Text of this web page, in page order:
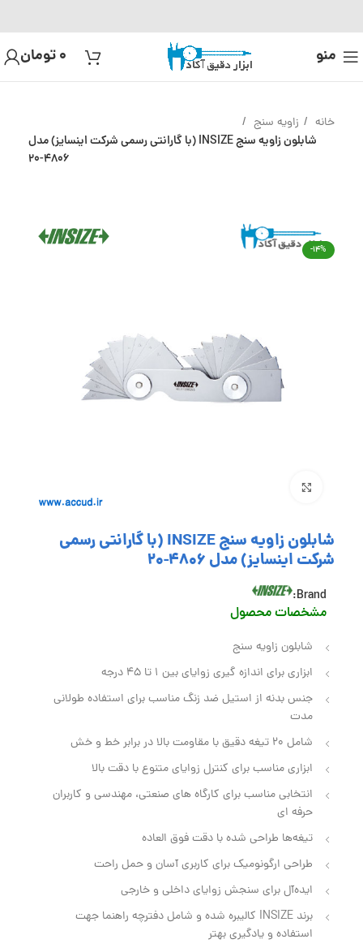
منو 0تومان
خانه زاویه سنج
شابلون زاویه سنج INSIZE (با گارانتی رسمی شرکت اینسایز) مدل
4806-20
-14%
شابلون زاویه سنج INSIZE (با گارانتی رسمی
شرکت اینسایز) مدل 4806-20
Brand:
مشخصات محصول
شابلون زاویه سنج
ابزاری برای اندازه‌ گیری زوایای بین 1 تا 45 درجه
جنس بدنه از استیل ضد زنگ مناسب برای استفاده طولانی
مدت
شامل 20 تیغه دقیق با مقاومت بالا در برابر خط و خش
ابزاری مناسب برای کنترل زوایای متنوع با دقت بالا
انتخابی مناسب برای کارگاه‌ های صنعتی، مهندسی و کاربران
حرفه ای
تیغه‌ها طراحی شده‌ با دقت فوق العاده
طراحی ارگونومیک برای کاربری آسان و حمل راحت
ایده‌آل برای سنجش زوایای داخلی و خارجی
برند INSIZE کالیبره شده و شامل دفترچه راهنما جهت
استفاده و یادگیری بهتر